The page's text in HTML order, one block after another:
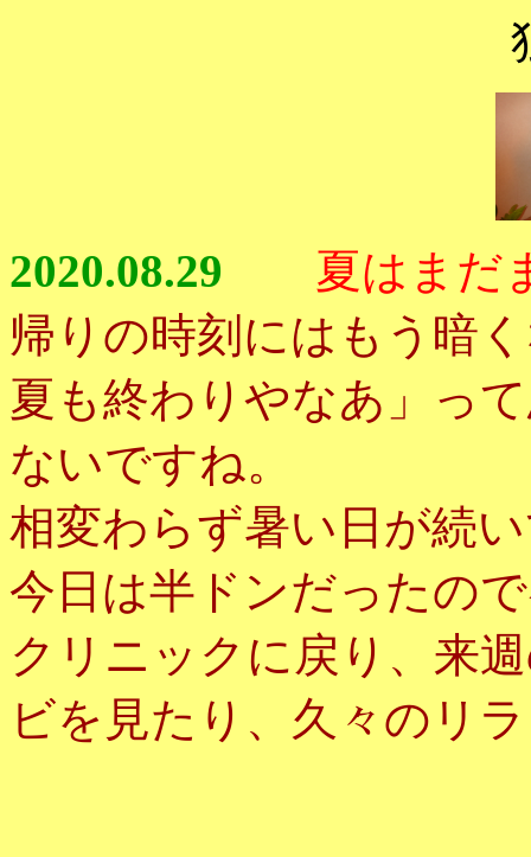
2020.08.29
夏はまだ
帰りの時刻にはもう暗
夏も終わりやなあ」っ
ないですね。
相変わらず暑い日が続
今日は半ドンだったの
クリニックに戻り、来
ビを見たり、久々のリ